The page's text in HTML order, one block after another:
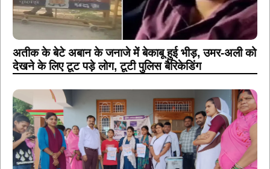
अतीक के बेटे अबान के जनाजे में बेकाबू हुई भीड़, उमर-अली को
देखने के लिए टूट पड़े लोग, टूटी पुलिस बैरिकेडिंग